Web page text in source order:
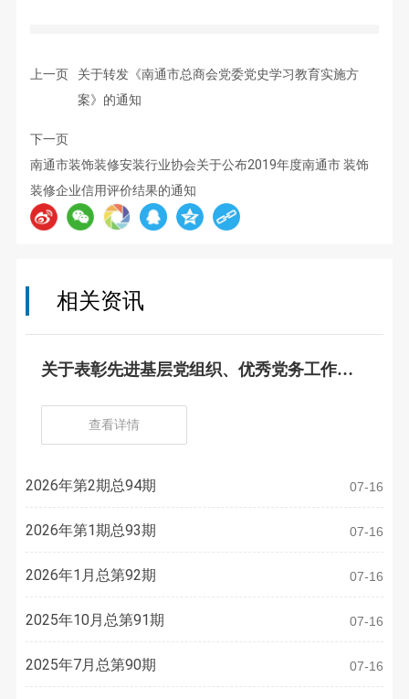
上一页
关于转发《南通市总商会党委党史学习教育实施方
案》的通知
下一页
南通市装饰装修安装行业协会关于公布2019年度南通市 装饰
装修企业信用评价结果的通知
相关资讯
关于表彰先进基层党组织、优秀党务工作
查看详情
2026年第2期总94期 07-16
2026年第1期总93期 07-16
2026年1月总第92期 07-16
2025年10月总第91期 07-16
2025年7月总第90期 07-16